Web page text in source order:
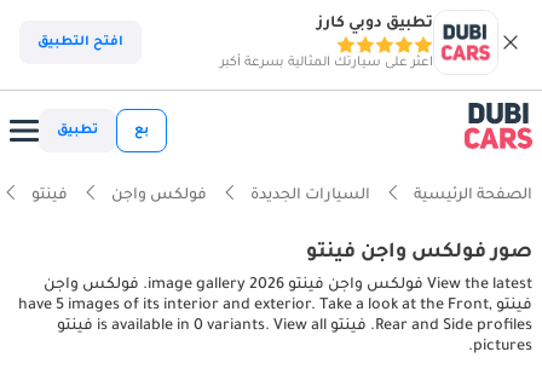
تطبيق دوبي كارز
اعثر على سيارتك المثالية بسرعة أكبر
افتح التطبيق
بع تطبيق
الصفحة الرئيسية السيارات الجديدة فولكس واجن فينتو
صور فولكس واجن فينتو
View the latest فولكس واجن فينتو 2026 image gallery. فولكس واجن
فينتو have 5 images of its interior and exterior. Take a look at the Front,
Rear and Side profiles. فينتو is available in 0 variants. View all فينتو
pictures.